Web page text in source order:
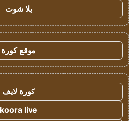
يلا شوت
موقع كورة
كورة لايف
koora live